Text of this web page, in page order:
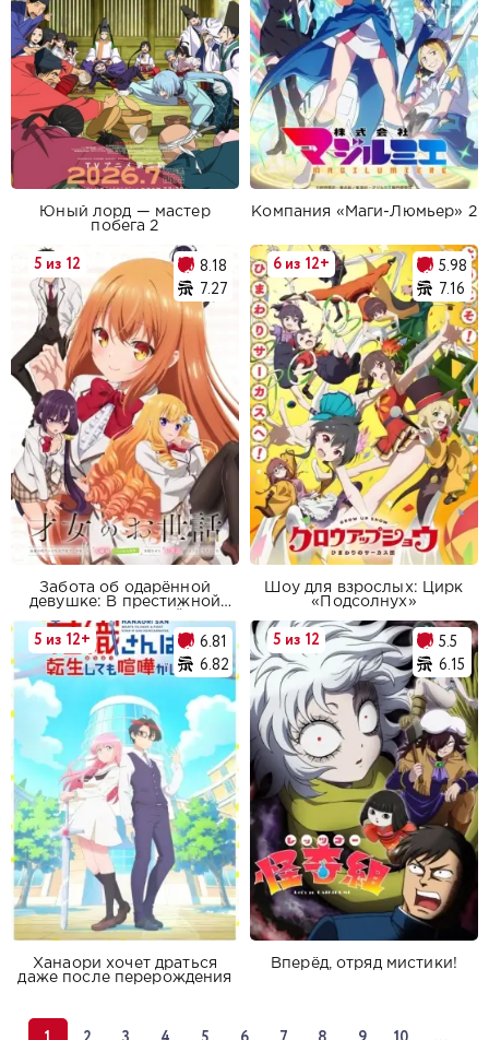
Юный лорд — мастер
побега 2
Компания «Маги-Люмьер» 2
Забота об одарённой
девушке: В престижной
высококлассных учеников,
я буду тайно заботиться о
самой красивой девушке
(не имеющей никаких
жизненных навыков)
5 из 12
8.18
7.27
Шоу для взрослых: Цирк
«Подсолнух»
6 из 12+
5.98
7.16
Ханаори хочет драться
даже после перерождения
5 из 12+
6.81
6.82
Вперёд, отряд мистики!
5 из 12
5.5
6.15